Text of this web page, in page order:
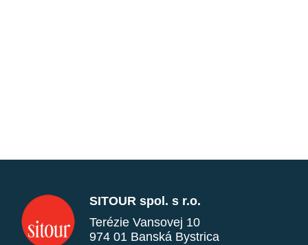
SITOUR spol. s r.o.
Terézie Vansovej 10
974 01 Banská Bystrica